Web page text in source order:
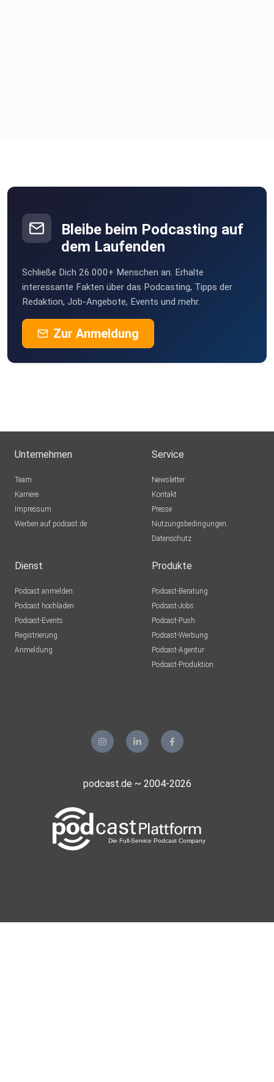
Bleibe beim Podcasting auf
dem Laufenden
Schließe Dich 26.000+ Menschen an. Erhalte
interessante Fakten über das Podcasting, Tipps der
Redaktion, Job-Angebote, Events und mehr.
Zur Anmeldung
Unternehmen
Team
Karriere
Impressum
Werben auf podcast.de
Service
Newsletter
Kontakt
Presse
Nutzungsbedingungen
Datenschutz
Dienst
Podcast anmelden
Podcast hochladen
Podcast-Events
Registrierung
Anmeldung
Produkte
Podcast-Beratung
Podcast-Jobs
Podcast-Push
Podcast-Werbung
Podcast-Agentur
Podcast-Produktion
podcast.de ~ 2004-2026